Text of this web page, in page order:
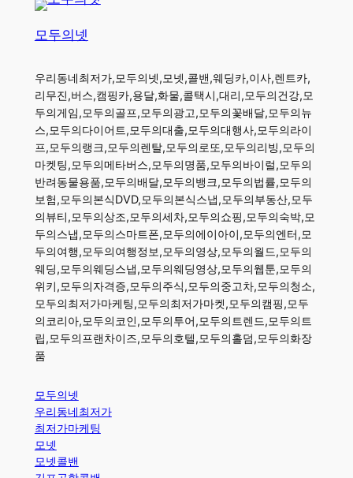
모두의넷
우리동네최저가,모두의넷,모넷,콜밴,웨딩카,이사,렌트카,
리무진,버스,캠핑카,용달,화물,콜택시,대리,모두의건강,모
두의게임,모두의골프,모두의광고,모두의꽃배달,모두의뉴
스,모두의다이어트,모두의대출,모두의대행사,모두의라이
프,모두의랭크,모두의렌탈,모두의로또,모두의리빙,모두의
마켓팅,모두의메타버스,모두의명품,모두의바이럴,모두의
반려동물용품,모두의배달,모두의뱅크,모두의법률,모두의
보험,모두의본식DVD,모두의본식스냅,모두의부동산,모두
의뷰티,모두의상조,모두의세차,모두의쇼핑,모두의숙박,모
두의스냅,모두의스마트폰,모두의에이아이,모두의엔터,모
두의여행,모두의여행정보,모두의영상,모두의월드,모두의
웨딩,모두의웨딩스냅,모두의웨딩영상,모두의웹툰,모두의
위키,모두의자격증,모두의주식,모두의중고차,모두의청소,
모두의최저가마케팅,모두의최저가마켓,모두의캠핑,모두
의코리아,모두의코인,모두의투어,모두의트렌드,모두의트
립,모두의프랜차이즈,모두의호텔,모두의홀덤,모두의화장
품
모두의넷
우리동네최저가
최저가마케팅
모넷
모넷콜밴